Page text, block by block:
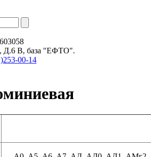
Д.6 В, база "ЕФТО".
00-14